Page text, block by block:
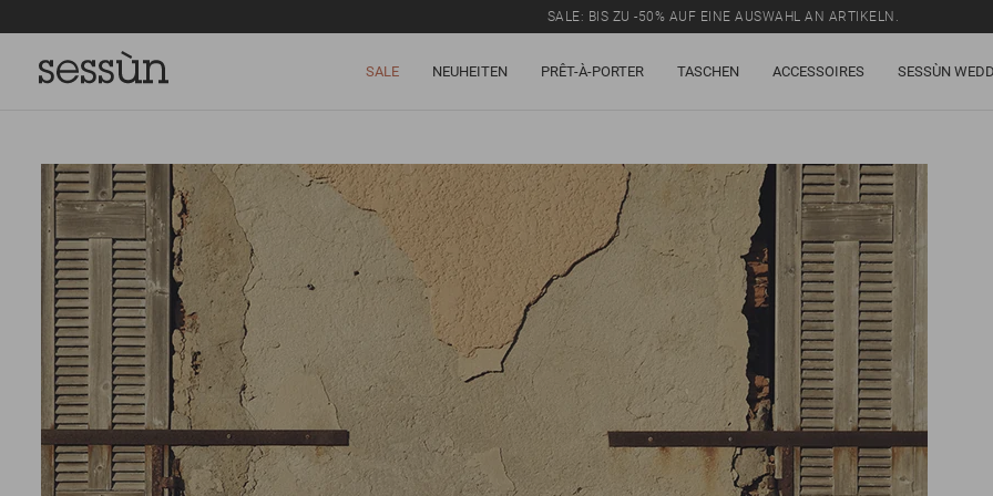
SALE: BIS ZU -50% AUF EINE AUSWAHL AN ARTIKELN.
SALE NEUHEITEN PRÊT-À-PORTER TASCHEN ACCESSOIRES SESSÙN